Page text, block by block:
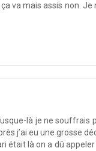
va mais assis non. Je
là je ne souffrais
j’ai eu une grosse
là on a dû appeler